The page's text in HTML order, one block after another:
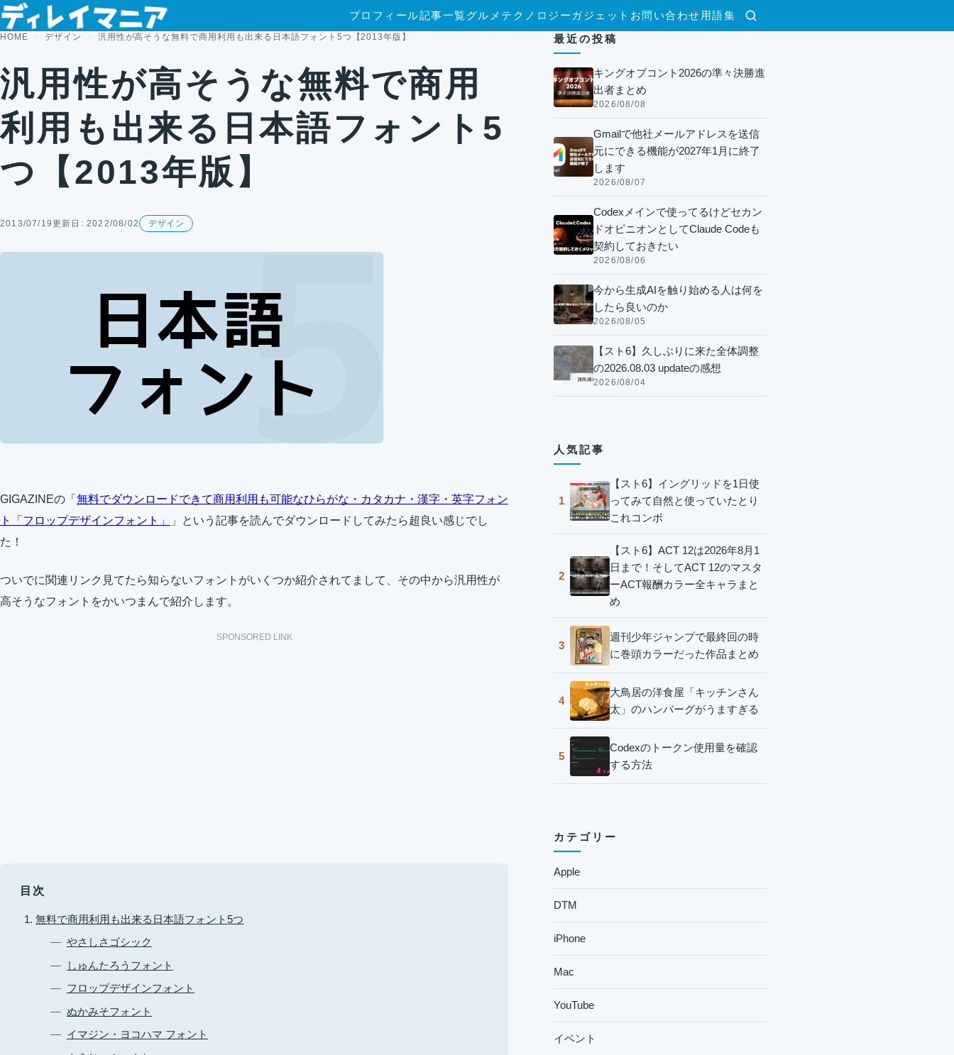
コンテンツへスキップ
検索
プロフィール記事一覧グルメ テクノロジー ガジェット お問い合わせ 用語集
HOME デザイン 汎用性が高そうな無料で商用利用も出来る日本語フォント5つ【2013年版】
汎用性が高そうな無料で商用
利用も出来る日本語フォント5
つ【2013年版】
2013/07/19更新日: 2022/08/02 デザイン
GIGAZINEの「 無料でダウンロードできて商用利用も可能なひらがな・カタカナ・漢字・英字フォン
ト「フロップデザインフォント」
」という記事を読んでダウンロードしてみたら超良い感じでし
た！
ついでに関連リンク見てたら知らないフォントがいくつか紹介されてまして、その中から汎用性が
高そうなフォントをかいつまんで紹介します。
SPONSORED LINK
目次
無料で商用利用も出来る日本語フォント5つ
やさしさゴシック
しゅんたろうフォント
フロップデザインフォント
ぬかみそフォント
イマジン・ヨコハマ フォント
最近の投稿
キングオブコント2026の準々決勝進
出者まとめ
2026/08/08
Gmailで他社メールアドレスを送信
元にできる機能が2027年1月に終了
します
2026/08/07
Codexメインで使ってるけどセカン
ドオピニオンとしてClaude Codeも
契約しておきたい
2026/08/06
今から生成AIを触り始める人は何を
したら良いのか
2026/08/05
【スト6】久しぶりに来た全体調整
の2026.08.03 updateの感想
2026/08/04
人気記事
1
【スト6】イングリッドを1日使
ってみて自然と使っていたとり
これコンボ
2
【スト6】ACT 12は2026年8月1
日まで！そしてACT 12のマスタ
ーACT報酬カラー全キャラまと
め
3
週刊少年ジャンプで最終回の時
に巻頭カラーだった作品まとめ
4
大鳥居の洋食屋「キッチンさん
太」のハンバーグがうますぎる
5
Codexのトークン使用量を確認
する方法
カテゴリー
Apple
DTM
iPhone
Mac
YouTube
イベント